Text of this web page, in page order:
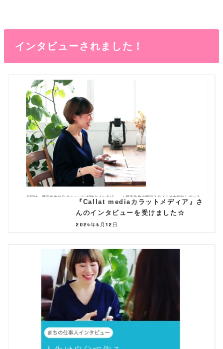
インタビューされました！
『Callat mediaカラットメディア』さ
んのインタビューを受けました☆
2024年6月12日